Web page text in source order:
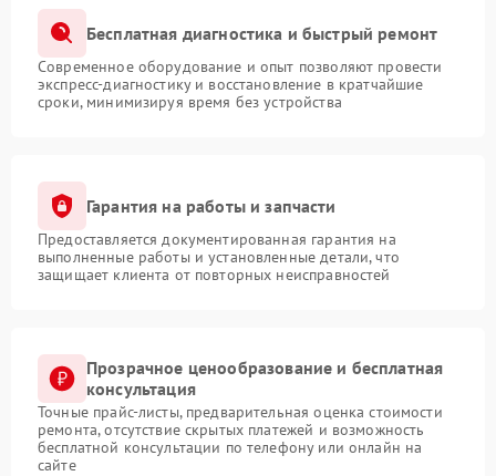
Бесплатная диагностика и быстрый ремонт
Современное оборудование и опыт позволяют провести
экспресс-диагностику и восстановление в кратчайшие
сроки, минимизируя время без устройства
Гарантия на работы и запчасти
Предоставляется документированная гарантия на
выполненные работы и установленные детали, что
защищает клиента от повторных неисправностей
Прозрачное ценообразование и бесплатная
консультация
Точные прайс-листы, предварительная оценка стоимости
ремонта, отсутствие скрытых платежей и возможность
бесплатной консультации по телефону или онлайн на
сайте